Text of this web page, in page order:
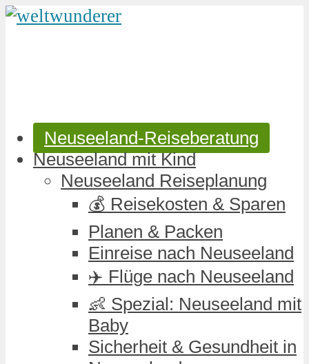
Neuseeland-Reiseberatung
Neuseeland mit Kind
Neuseeland Reiseplanung
💰 Reisekosten & Sparen
Planen & Packen
Einreise nach Neuseeland
✈️ Flüge nach Neuseeland
👶 Spezial: Neuseeland mit
Baby
Sicherheit & Gesundheit in